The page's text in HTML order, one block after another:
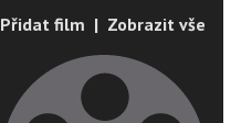
Přidat film | Zobrazit vše